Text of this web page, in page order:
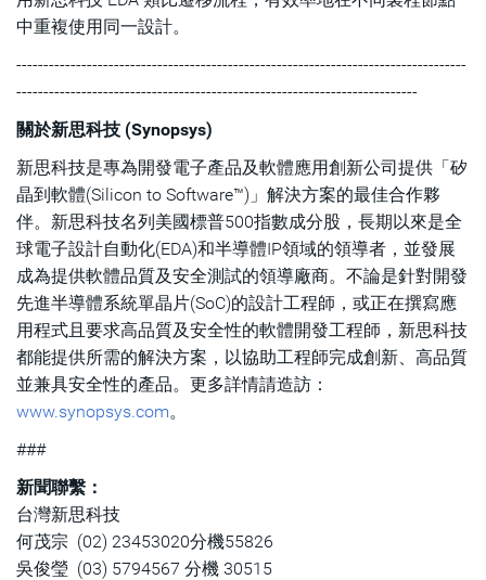
中重複使用同一設計。
-----------------------------------------------------------------------------------
--------------------------------------------------------------------------
關於新思科技 (Synopsys)
新思科技是專為開發電子產品及軟體應用創新公司提供「矽
晶到軟體(Silicon to Software™)」解決方案的最佳合作夥
伴。新思科技名列美國標普500指數成分股，長期以來是全
球電子設計自動化(EDA)和半導體IP領域的領導者，並發展
成為提供軟體品質及安全測試的領導廠商。不論是針對開發
先進半導體系統單晶片(SoC)的設計工程師，或正在撰寫應
用程式且要求高品質及安全性的軟體開發工程師，新思科技
都能提供所需的解決方案，以協助工程師完成創新、高品質
並兼具安全性的產品。更多詳情請造訪：
www.synopsys.com。
###
新聞聯繫：
台灣新思科技
何茂宗 (02) 23453020分機55826
吳俊瑩 (03) 5794567 分機 30515